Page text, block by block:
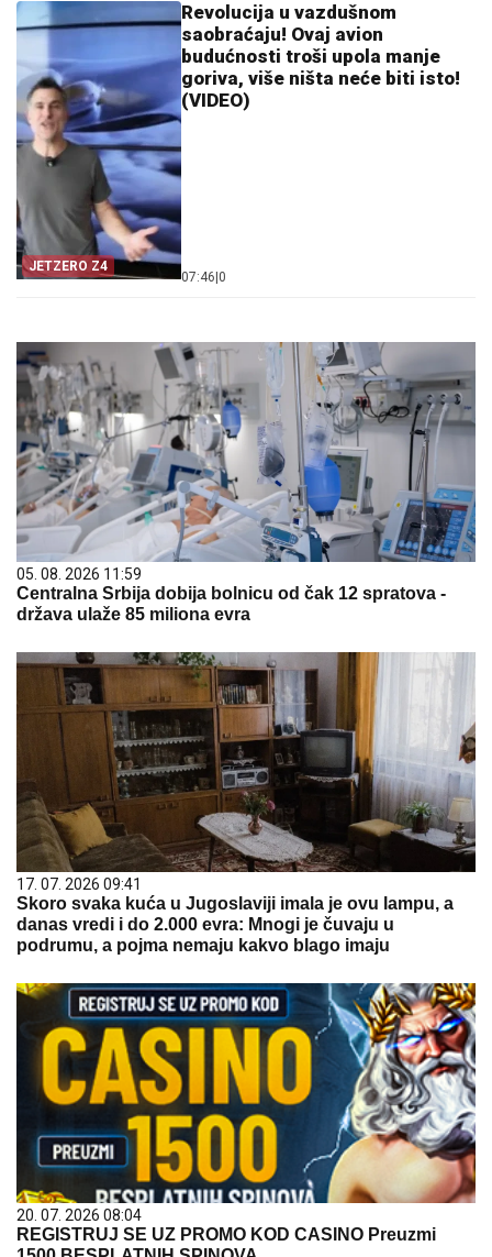
JETZERO Z4
Revolucija u vazdušnom
saobraćaju! Ovaj avion
budućnosti troši upola manje
goriva, više ništa neće biti isto!
(VIDEO)
07:46 0
05. 08. 2026 11:59
Centralna Srbija dobija bolnicu od čak 12 spratova -
država ulaže 85 miliona evra
17. 07. 2026 09:41
Skoro svaka kuća u Jugoslaviji imala je ovu lampu, a
danas vredi i do 2.000 evra: Mnogi je čuvaju u
podrumu, a pojma nemaju kakvo blago imaju
20. 07. 2026 08:04
REGISTRUJ SE UZ PROMO KOD CASINO Preuzmi